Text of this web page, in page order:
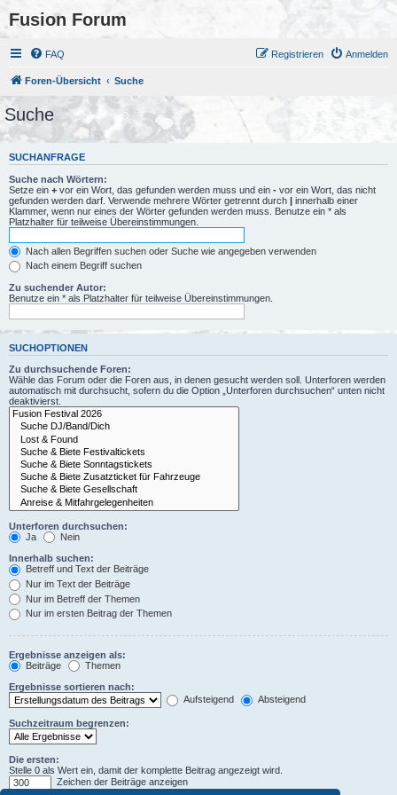
Fusion Forum
FAQ Anmelden
Registrieren
Foren-Übersicht Suche
Suche
SUCHANFRAGE
Suche nach Wörtern:
Setze ein + vor ein Wort, das gefunden werden muss und ein - vor ein Wort, das nicht
gefunden werden darf. Verwende mehrere Wörter getrennt durch | innerhalb einer
Klammer, wenn nur eines der Wörter gefunden werden muss. Benutze ein * als
Platzhalter für teilweise Übereinstimmungen.
Nach allen Begriffen suchen oder Suche wie angegeben verwenden
Nach einem Begriff suchen
Zu suchender Autor:
Benutze ein * als Platzhalter für teilweise Übereinstimmungen.
SUCHOPTIONEN
Zu durchsuchende Foren:
Wähle das Forum oder die Foren aus, in denen gesucht werden soll. Unterforen werden
automatisch mit durchsucht, sofern du die Option „Unterforen durchsuchen“ unten nicht
deaktivierst.
Unterforen durchsuchen:
Ja
Nein
Innerhalb suchen:
Betreff und Text der Beiträge
Nur im Text der Beiträge
Nur im Betreff der Themen
Nur im ersten Beitrag der Themen
Ergebnisse anzeigen als:
Beiträge
Themen
Ergebnisse sortieren nach:
Aufsteigend
Absteigend
Suchzeitraum begrenzen:
Die ersten:
Stelle 0 als Wert ein, damit der komplette Beitrag angezeigt wird.
Zeichen der Beiträge anzeigen